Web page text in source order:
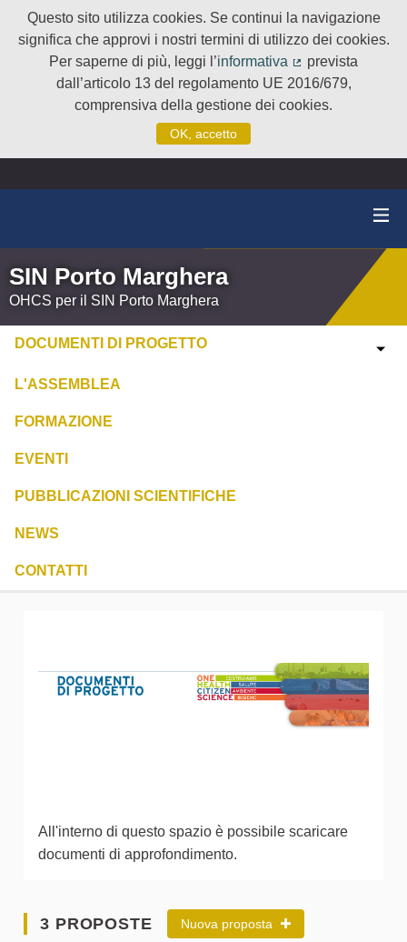
Questo sito utilizza cookies. Se continui la navigazione
significa che approvi i nostri termini di utilizzo dei cookies.
Per saperne di più, leggi l’informativa
(Collegamento
prevista
dall’articolo 13 del regolamento UE 2016/679,
comprensiva della gestione dei cookies.
OK, accetto
SIN Porto Marghera
OHCS per il SIN Porto Marghera
DOCUMENTI DI PROGETTO
L'ASSEMBLEA
FORMAZIONE
EVENTI
PUBBLICAZIONI SCIENTIFICHE
NEWS
CONTATTI
All'interno di questo spazio è possibile scaricare
documenti di approfondimento.
3 PROPOSTE Nuova proposta